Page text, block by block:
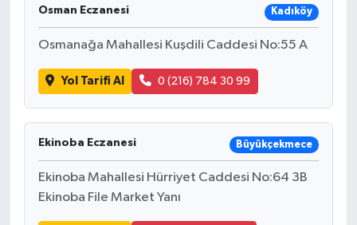
Osman Eczanesi Kadıköy
Osmanağa Mahallesi Kuşdili Caddesi No:55 A
Yol Tarifi Al 0 (216) 784 30 99
Ekinoba Eczanesi Büyükçekmece
Ekinoba Mahallesi Hürriyet Caddesi No:64 3B
Ekinoba File Market Yanı